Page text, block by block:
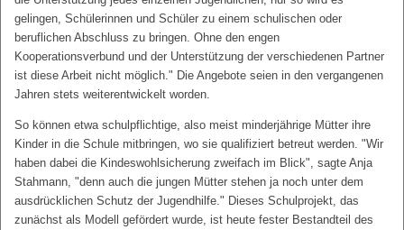
gelingen, Schülerinnen und Schüler zu einem schulischen oder
beruflichen Abschluss zu bringen. Ohne den engen
Kooperationsverbund und der Unterstützung der verschiedenen Partner
ist diese Arbeit nicht möglich." Die Angebote seien in den vergangenen
Jahren stets weiterentwickelt worden.
So können etwa schulpflichtige, also meist minderjährige Mütter ihre
Kinder in die Schule mitbringen, wo sie qualifiziert betreut werden. "Wir
haben dabei die Kindeswohlsicherung zweifach im Blick", sagte Anja
Stahmann, "denn auch die jungen Mütter stehen ja noch unter dem
ausdrücklichen Schutz der Jugendhilfe." Dieses Schulprojekt, das
zunächst als Modell gefördert wurde, ist heute fester Bestandteil des